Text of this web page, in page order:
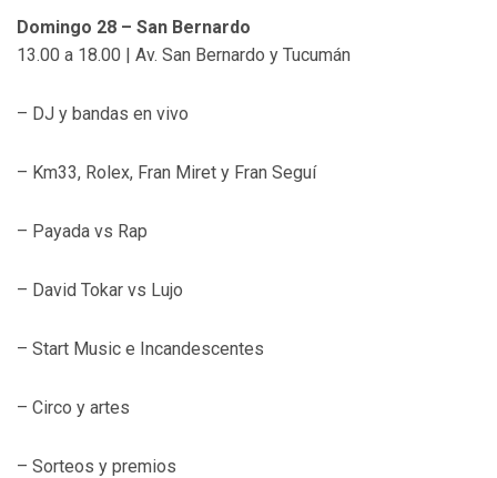
Domingo 28 – San Bernardo
13.00 a 18.00 | Av. San Bernardo y Tucumán
– DJ y bandas en vivo
– Km33, Rolex, Fran Miret y Fran Seguí
– Payada vs Rap
– David Tokar vs Lujo
– Start Music e Incandescentes
– Circo y artes
– Sorteos y premios